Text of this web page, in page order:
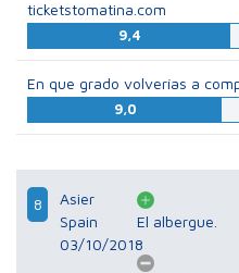
ticketstomatina.com
9,4
En que grado volverías a
9,0
8
Asier
Spain
03/10/2018
El albergue.